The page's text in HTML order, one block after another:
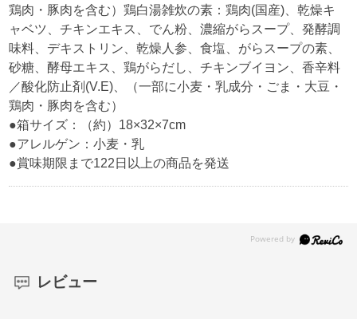
鶏肉・豚肉を含む）鶏白湯雑炊の素：鶏肉(国産)、乾燥キ
ャベツ、チキンエキス、でん粉、濃縮がらスープ、発酵調
味料、デキストリン、乾燥人参、食塩、がらスープの素、
砂糖、酵母エキス、鶏がらだし、チキンブイヨン、香辛料
／酸化防止剤(V.E)、（一部に小麦・乳成分・ごま・大豆・
鶏肉・豚肉を含む）
●箱サイズ：（約）18×32×7cm
●アレルゲン：小麦・乳
●賞味期限まで122日以上の商品を発送
レビュー